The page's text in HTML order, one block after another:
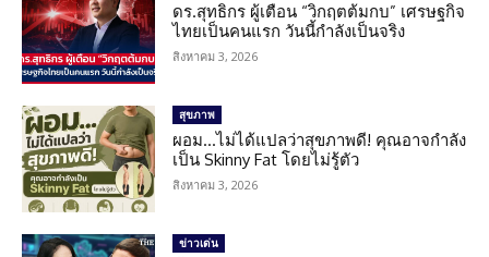
ดร.สุทธิกร ผู้เตือน “วิกฤตต้มกบ” เศรษฐกิจ
ไทยเป็นคนแรก วันนี้กำลังเป็นจริง
สิงหาคม 3, 2026
สุขภาพ
ผอม…ไม่ได้แปลว่าสุขภาพดี! คุณอาจกำลัง
เป็น Skinny Fat โดยไม่รู้ตัว
สิงหาคม 3, 2026
ข่าวเด่น